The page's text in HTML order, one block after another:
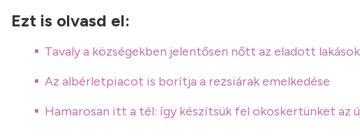
Ezt is olvasd el:
Tavaly a községekben jelentősen nőtt az eladott
Az albérletpiacot is borítja a rezsiárak emelkedése
Hamarosan itt a tél: így készítsük fel okoskertünket az